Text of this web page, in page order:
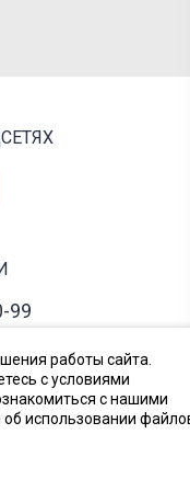
99
компоненты
работы сайта.
с условиями
с нашими
использовании